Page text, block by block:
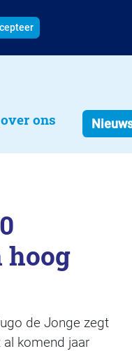
over ons
hoog
de Jonge zegt
komend jaar